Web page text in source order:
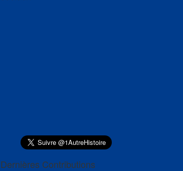
Dernières Contributions